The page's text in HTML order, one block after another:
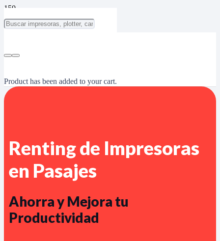
Product has been added to your cart.
Renting de Impresoras
en Pasajes
Ahorra y Mejora tu
Productividad